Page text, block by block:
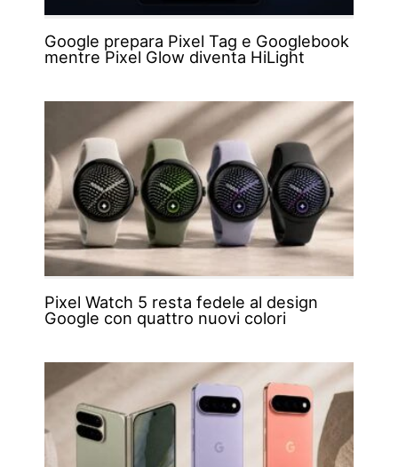
Google prepara Pixel Tag e Googlebook
mentre Pixel Glow diventa HiLight
Pixel Watch 5 resta fedele al design
Google con quattro nuovi colori